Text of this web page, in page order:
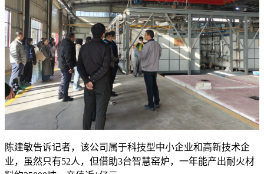
陈建敏告诉记者，该公司属于科技型中小企业和高新技术企
业，虽然只有52人，但借助3台智慧窑炉，一年能产出耐火材